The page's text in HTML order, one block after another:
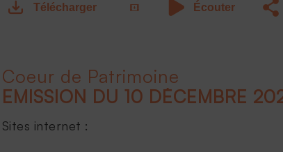
Télécharger Écouter
Coeur de Patrimoine
EMISSION DU 10 DÉCEMBRE
Sites internet :